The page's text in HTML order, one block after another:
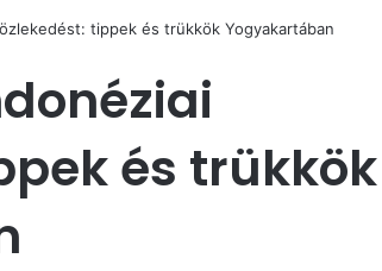
tippek és trükkök Yogyakartában
és trükkök